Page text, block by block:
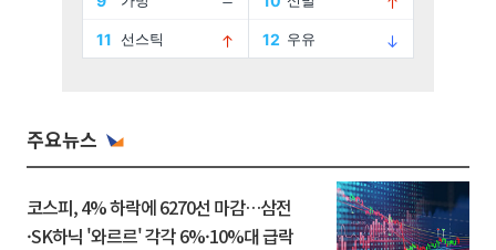
주요뉴스
코스피, 4% 하락에 6270선 마감…삼전
·SK하닉 '와르르' 각각 6%·10%대 급락